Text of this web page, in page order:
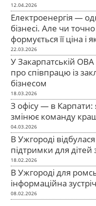
12.04.2026
Електроенергія —
бізнесі. Але чи
формується її ціна
22.03.2026
У Закарпатській
про співпрацю із
бізнесом
18.03.2026
З офісу — в Карпати:
змінює команду
04.03.2026
В Ужгороді
підтримки для
18.02.2026
В Ужгороді для
інформаційна
08.02.2026